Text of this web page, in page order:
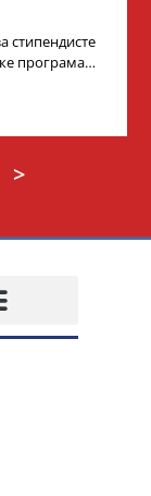
стипендисте
програма
>